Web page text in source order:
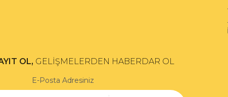
OL, GELİŞMELERDEN HABERDAR OL
E-Posta Adresiniz